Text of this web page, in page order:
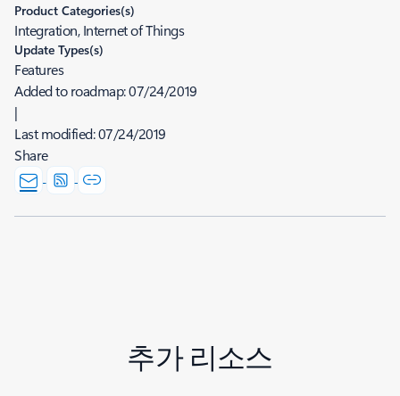
Product Categories(s)
Integration, Internet of Things
Update Types(s)
Features
Added to roadmap:07/24/2019
|
Last modified:07/24/2019
Share
추가 리소스